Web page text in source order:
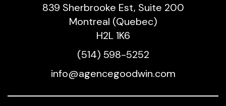
839 Sherbrooke Est, Suite 200
Montreal (Quebec)
H2L 1K6
(514) 598-5252
info@agencegoodwin.com